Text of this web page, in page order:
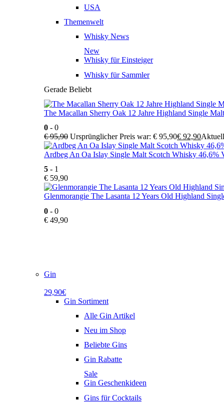
USA
Themenwelt
Whisky News
New
Whisky für Einsteiger
Whisky für Sammler
Gerade Beliebt
The Macallan Sherry Oak 12 Jahre Highland Single
0 - 0
€95,90 Ursprünglicher Preis war: € 95,90€ 92,90
Ardbeg An Oa Islay Single Malt Scotch Whisky 46,6%
5 - 1
€ 59,90
Glenmorangie The Lasanta 12 Years Old Highland
0 - 0
€ 49,90
Gin
29,90€
Gin Sortiment
Alle Gin Artikel
Neu im Shop
Beliebte Gins
Gin Rabatte
Sale
Gin Geschenkideen
Gins für Cocktails